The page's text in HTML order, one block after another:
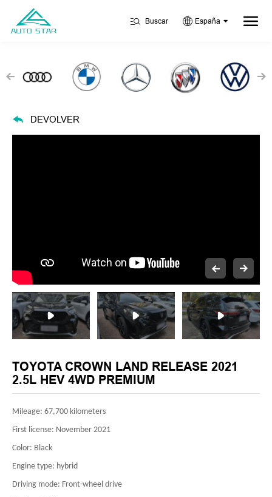
Buscar España
DEVOLVER
TOYOTA CROWN LAND RELEASE 2021
2.5L HEV 4WD PREMIUM
Mileage: 67,700 kilometers
First license: November 2021
Color: Black
Engine type: hybrid
Driving mode: Front-wheel drive